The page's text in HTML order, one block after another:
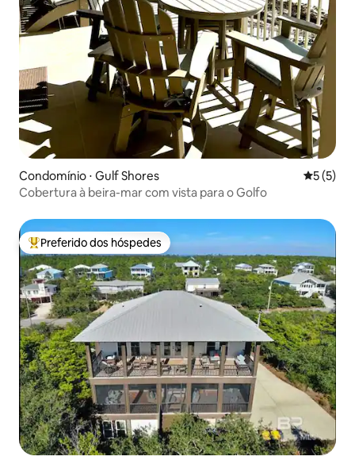
Condomínio ⋅ Gulf Shores 5 de
5 (5)
Cobertura à beira-mar com vista para o Golfo
Entre os melhores preferidos dos hóspedes
Preferido dos hóspedes